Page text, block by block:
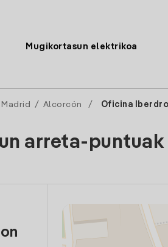
Mugikortasun elektrikoa
/ Alcorcón / Oficina
arreta-